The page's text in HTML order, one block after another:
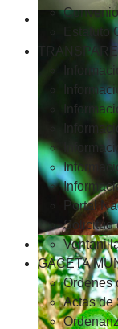
Estatuto
Portal
Solicitud
GACETA
Ordenes
Actas de